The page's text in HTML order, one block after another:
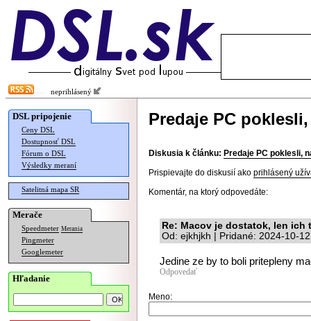
neprihlásený
DSL pripojenie
Ceny DSL
Dostupnosť DSL
Fórum o DSL
Výsledky meraní
Satelitná mapa SR
Merače
Speedmeter Merania
Pingmeter
Googlemeter
Hľadanie
Predaje PC
Diskusia k článku: Predaje PC poklesli,
Prispievajte do diskusií ako prihlásený
Komentár, na ktorý odpovedáte:
Re: Macov je dostatok, len
Od: ejkhjkh | Pridané: 2024-10-
Jedine ze by to boli pritepleny
Odpovedať
Meno: